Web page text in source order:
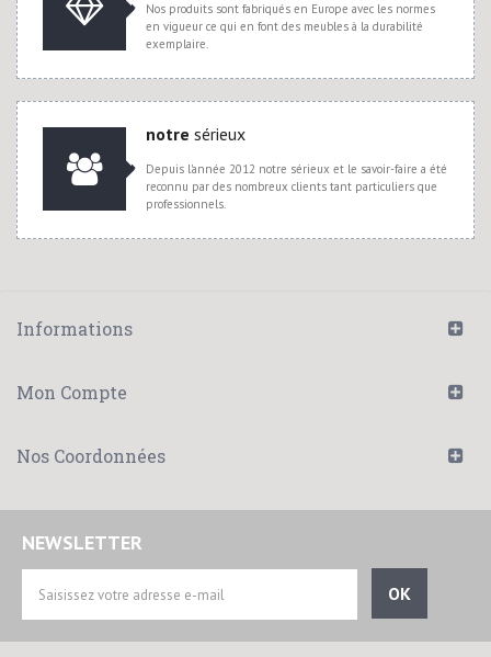
Nos produits sont fabriqués en Europe avec les normes
en vigueur ce qui en font des meubles à la durabilité
exemplaire.
notre sérieux
Depuis l'année 2012 notre sérieux et le savoir-faire a été
reconnu par des nombreux clients tant particuliers que
professionnels.
Informations
Mon Compte
Nos Coordonnées
NEWSLETTER
OK